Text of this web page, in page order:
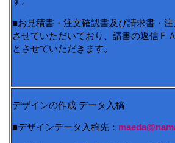
■お見積書・注文確認書及び請求書・
させていただいており、請書の返信Ｆ
とさせていただきます。
デザインの作成 データ入稿
■デザインデータ入稿先：